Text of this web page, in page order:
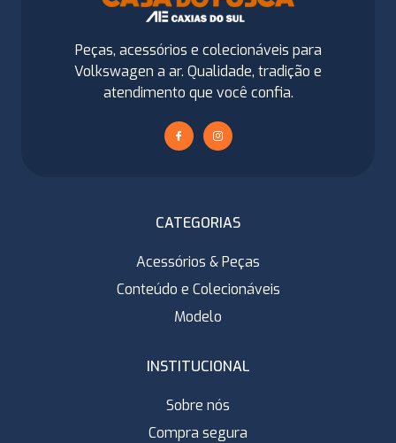
Peças, acessórios e colecionáveis para
Volkswagen a ar. Qualidade, tradição e
atendimento que você confia.
CATEGORIAS
Acessórios & Peças
Conteúdo e Colecionáveis
Modelo
INSTITUCIONAL
Sobre nós
Compra segura